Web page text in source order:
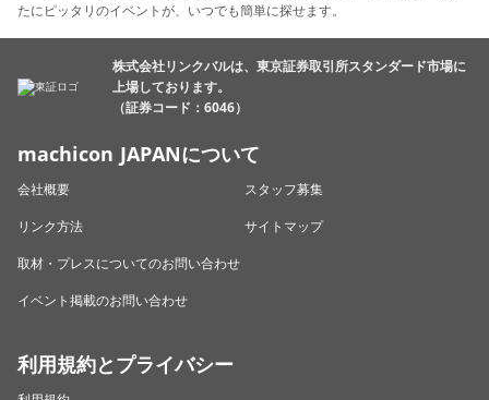
たにピッタリのイベントが、いつでも簡単に探せます。
株式会社リンクバルは、東京証券取引所スタンダード市場に
上場しております。
（証券コード：6046）
machicon JAPANについて
会社概要
スタッフ募集
リンク方法
サイトマップ
取材・プレスについてのお問い合わせ
イベント掲載のお問い合わせ
利用規約とプライバシー